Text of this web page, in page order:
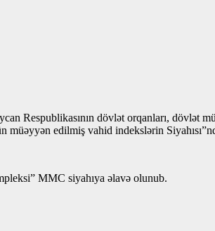
Respublikasının dövlət orqanları, dövlət
müəyyən edilmiş vahid indekslərin
MMC siyahıya əlavə olunub.